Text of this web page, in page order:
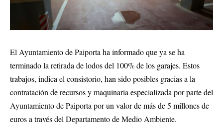
El Ayuntamiento de Paiporta ha informado que ya se ha
terminado la retirada de lodos del 100% de los garajes. Estos
trabajos, indica el consistorio, han sido posibles gracias a la
contratación de recursos y maquinaria especializada por parte del
Ayuntamiento de Paiporta por un valor de más de 5 millones de
euros a través del Departamento de Medio Ambiente.